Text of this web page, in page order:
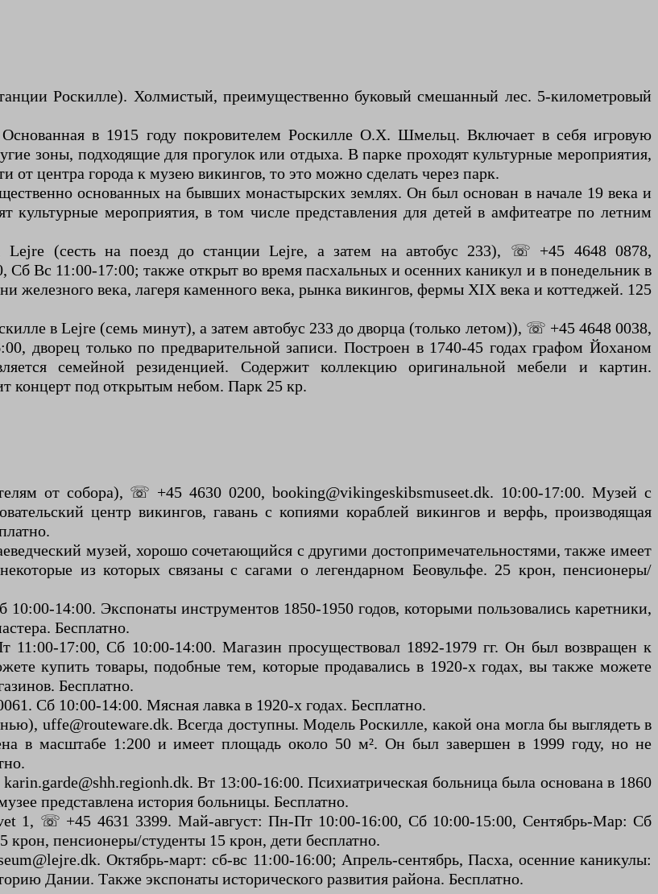
Роскилле). Холмистый, преимущественно буковый смешанный лес. 5-километровый
в 1915 году покровителем Роскилле О.Х. Шмельц. Включает в себя игровую
зоны, подходящие для прогулок или отдыха. В парке проходят культурные мероприятия,
центра города к музею викингов, то это можно сделать через парк.
основанных на бывших монастырских землях. Он был основан в начале 19 века и
мероприятия, в том числе представления для детей в амфитеатре по летним
Lejre (сесть на поезд до станции Lejre, а затем на автобус 233), ☏ +45 4648 0878,
Вс 11:00-17:00; также открыт во время пасхальных и осенних каникул и в понедельник в
железного века, лагеря каменного века, рынка викингов, фермы XIX века и коттеджей. 125
в Lejre (семь минут), а затем автобус 233 до дворца (только летом)), ☏ +45 4648 0038,
дворец только по предварительной записи. Построен в 1740-45 годах графом Йоханом
семейной резиденцией. Содержит коллекцию оригинальной мебели и картин.
концерт под открытым небом. Парк 25 кр.
от собора), ☏ +45 4630 0200, booking@vikingeskibsmuseet.dk. 10:00-17:00. Музей с
центр викингов, гавань с копиями кораблей викингов и верфь, производящая
музей, хорошо сочетающийся с другими достопримечательностями, также имеет
из которых связаны с сагами о легендарном Беовульфе. 25 крон, пенсионеры/
14:00. Экспонаты инструментов 1850-1950 годов, которыми пользовались каретники,
Бесплатно.
17:00, Сб 10:00-14:00. Магазин просуществовал 1892-1979 гг. Он был возвращен к
купить товары, подобные тем, которые продавались в 1920-х годах, вы также можете
Бесплатно.
Сб 10:00-14:00. Мясная лавка в 1920-х годах. Бесплатно.
uffe@routeware.dk. Всегда доступны. Модель Роскилле, какой она могла бы выглядеть в
в масштабе 1:200 и имеет площадь около 50 м². Он был завершен в 1999 году, но не
Вт 13:00-16:00. Психиатрическая больница была основана в 1860
представлена история больницы. Бесплатно.
1, ☏ +45 4631 3399. Май-август: Пн-Пт 10:00-16:00, Сб 10:00-15:00, Сентябрь-Мар: Сб
пенсионеры/студенты 15 крон, дети бесплатно.
Октябрь-март: сб-вс 11:00-16:00; Апрель-сентябрь, Пасха, осенние каникулы:
Дании. Также экспонаты исторического развития района. Бесплатно.